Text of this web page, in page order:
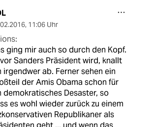
, 11:06 Uhr
ging mir auch so durch den Kopf.
Sanders Präsident wird, knallt
irgendwer ab. Ferner sehen ein
der Amis Obama schon für
demokratisches Desaster, so
es wohl wieder zurück zu einem
Republikaner als